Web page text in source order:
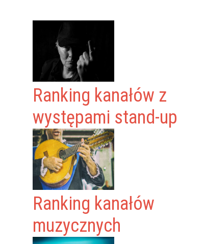
Ranking kanałów z
występami stand-up
Ranking kanałów
muzycznych